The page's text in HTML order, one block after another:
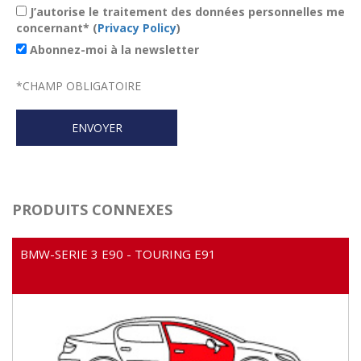
J’autorise le traitement des données personnelles me
concernant* (Privacy Policy)
Abonnez-moi à la newsletter
*CHAMP OBLIGATOIRE
PRODUITS CONNEXES
BMW-SERIE 3 E90 - TOURING E91